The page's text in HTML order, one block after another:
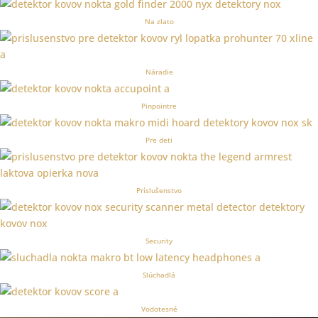
Na zlato
Náradie
Pinpointre
Pre deti
Príslušenstvo
Security
Slúchadlá
Vodotesné